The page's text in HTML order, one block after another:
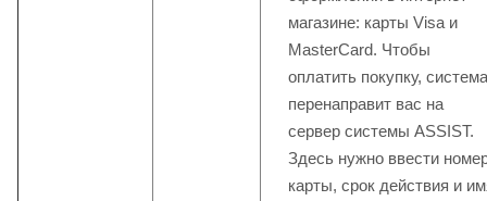
магазине: карты Visa и
MasterCard. Чтобы
оплатить покупку, система
перенаправит вас на
сервер системы ASSIST.
Здесь нужно ввести
карты, срок действия и